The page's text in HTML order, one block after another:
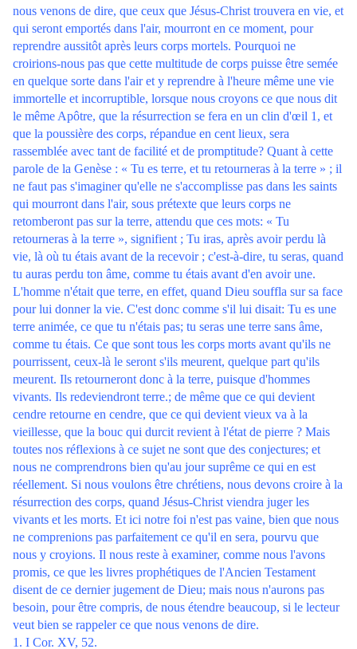
nous venons de dire, que ceux que Jésus-Christ trouvera en vie, et
qui seront emportés dans l'air, mourront en ce moment, pour
reprendre aussitôt après leurs corps mortels. Pourquoi ne
croirions-nous pas que cette multitude de corps puisse être semée
en quelque sorte dans l'air et y reprendre à l'heure même une vie
immortelle et incorruptible, lorsque nous croyons ce que nous dit
le même Apôtre, que la résurrection se fera en un clin d'œil 1, et
que la poussière des corps, répandue en cent lieux, sera
rassemblée avec tant de facilité et de promptitude? Quant à cette
parole de la Genèse : « Tu es terre, et tu retourneras à la terre » ; il
ne faut pas s'imaginer qu'elle ne s'accomplisse pas dans les saints
qui mourront dans l'air, sous prétexte que leurs corps ne
retomberont pas sur la terre, attendu que ces mots: « Tu
retourneras à la terre », signifient ; Tu iras, après avoir perdu là
vie, là où tu étais avant de la recevoir ; c'est-à-dire, tu seras, quand
tu auras perdu ton âme, comme tu étais avant d'en avoir une.
L'homme n'était que terre, en effet, quand Dieu souffla sur sa face
pour lui donner la vie. C'est donc comme s'il lui disait: Tu es une
terre animée, ce que tu n'étais pas; tu seras une terre sans âme,
comme tu étais. Ce que sont tous les corps morts avant qu'ils ne
pourrissent, ceux-là le seront s'ils meurent, quelque part qu'ils
meurent. Ils retourneront donc à la terre, puisque d'hommes
vivants. Ils redeviendront terre.; de même que ce qui devient
cendre retourne en cendre, que ce qui devient vieux va à la
vieillesse, que la bouc qui durcit revient à l'état de pierre ? Mais
toutes nos réflexions à ce sujet ne sont que des conjectures; et
nous ne comprendrons bien qu'au jour suprême ce qui en est
réellement. Si nous voulons être chrétiens, nous devons croire à la
résurrection des corps, quand Jésus-Christ viendra juger les
vivants et les morts. Et ici notre foi n'est pas vaine, bien que nous
ne comprenions pas parfaitement ce qu'il en sera, pourvu que
nous y croyions. Il nous reste à examiner, comme nous l'avons
promis, ce que les livres prophétiques de l'Ancien Testament
disent de ce dernier jugement de Dieu; mais nous n'aurons pas
besoin, pour être compris, de nous étendre beaucoup, si le lecteur
veut bien se rappeler ce que nous venons de dire.
1. I Cor. XV, 52.